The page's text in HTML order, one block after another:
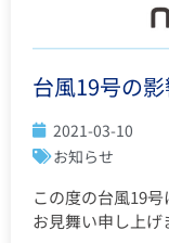
台風19号の
2021-03-10
お知らせ
この度の台風19
お見舞い申し上